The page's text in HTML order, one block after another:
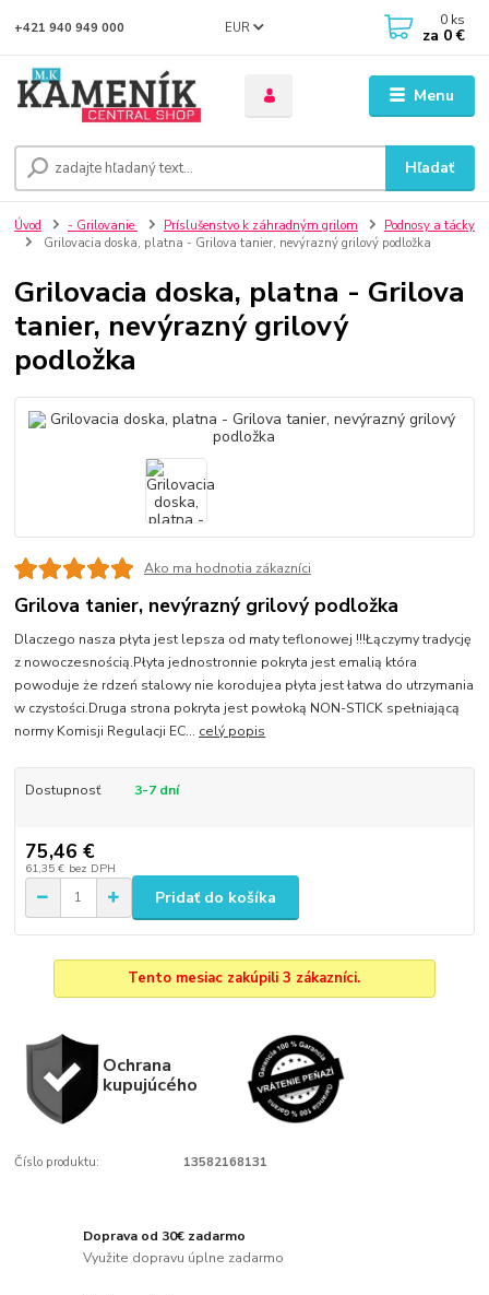
Menu
EUR
Hľadať
+421 940 949 000 0 ks
za 0 €
Úvod - Grilovanie Príslušenstvo k záhradným grilom
Podnosy a tácky
Grilovacia doska, platna - Grilova tanier, nevýrazný grilový podložka
Grilovacia doska, platna - Grilova
tanier, nevýrazný grilový
podložka
Ako ma hodnotia zákazníci
Grilova tanier, nevýrazný grilový podložka
Dlaczego nasza płyta jest lepsza od maty teflonowej !!!Łączymy tradycję
z nowoczesnością.Płyta jednostronnie pokryta jest emalią która
powoduje że rdzeń stalowy nie korodujea płyta jest łatwa do utrzymania
w czystości.Druga strona pokryta jest powłoką NON-STICK spełniającą
normy Komisji Regulacji EC... celý popis
Dostupnosť 3-7 dní
75,46 €
61,35 € bez DPH
Pridať do košíka
Tento mesiac zakúpili 3 zákazníci.
Ochrana
kupujúcého
Číslo produktu: 13582168131
Doprava od 30€ zadarmo
Využite dopravu úplne zadarmo